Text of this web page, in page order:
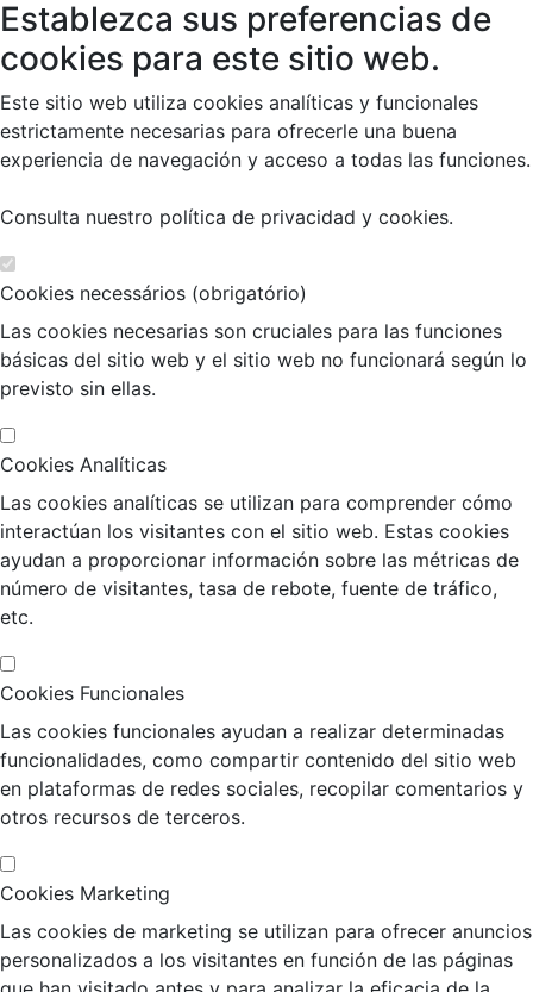
Establezca sus preferencias de
cookies para este sitio web.
Este sitio web utiliza cookies analíticas y funcionales
estrictamente necesarias para ofrecerle una buena
experiencia de navegación y acceso a todas las funciones.
Consulta nuestro política de privacidad y cookies.
Cookies necessários (obrigatório)
Las cookies necesarias son cruciales para las funciones
básicas del sitio web y el sitio web no funcionará según lo
previsto sin ellas.
Cookies Analíticas
Las cookies analíticas se utilizan para comprender cómo
interactúan los visitantes con el sitio web. Estas cookies
ayudan a proporcionar información sobre las métricas de
número de visitantes, tasa de rebote, fuente de tráfico,
etc.
Cookies Funcionales
Las cookies funcionales ayudan a realizar determinadas
funcionalidades, como compartir contenido del sitio web
en plataformas de redes sociales, recopilar comentarios y
otros recursos de terceros.
Cookies Marketing
Las cookies de marketing se utilizan para ofrecer anuncios
personalizados a los visitantes en función de las páginas